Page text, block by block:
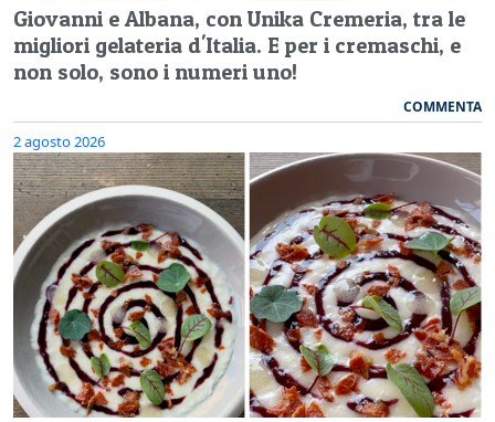
Giovanni e Albana, con Unika Cremeria, tra le
migliori gelateria d'Italia. E per i cremaschi, e
non solo, sono i numeri uno!
COMMENTA
2 agosto 2026